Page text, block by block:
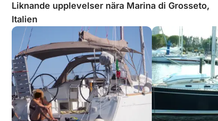
Liknande upplevelser nära Marina di Grosseto,
Italien